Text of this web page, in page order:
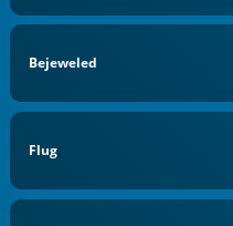
Bejeweled
Flug